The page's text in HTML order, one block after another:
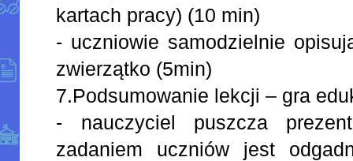
kartach pracy) (10 min)
- uczniowie samodzielnie
zwierzątko (5min)
7.Podsumowanie lekcji – gra
- nauczyciel puszcza
zadaniem uczniów jest